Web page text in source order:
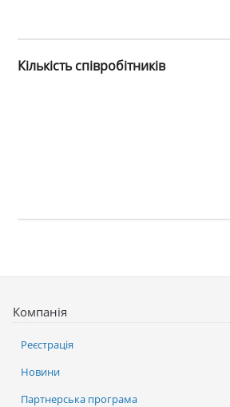
Кількість співробітників
Компанія
Реєстрація
Новини
Партнерська програма